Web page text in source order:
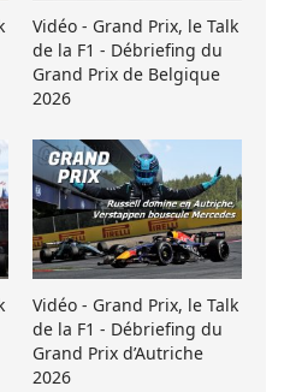
Vidéo - Grand Prix, le Talk
de la F1 - Débriefing du
Grand Prix de Belgique
2026
Vidéo - Grand Prix, le Talk
de la F1 - Débriefing du
Grand Prix d’Autriche
2026